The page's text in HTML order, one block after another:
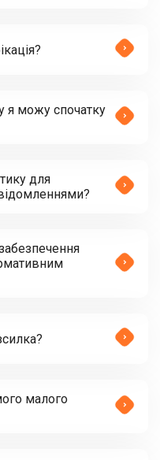
я можу спочатку
для
малого